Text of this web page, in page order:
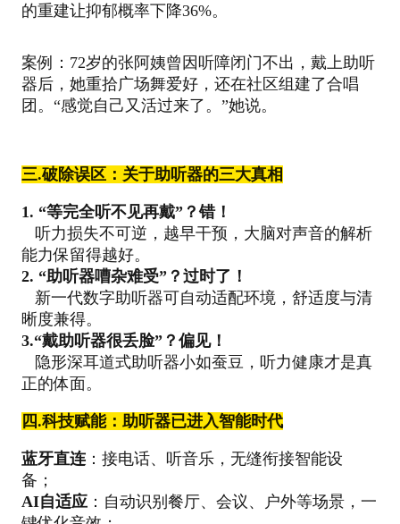
的重建让抑郁概率下降36%。
案例：72岁的张阿姨曾因听障闭门不出，戴上助听
器后，她重拾广场舞爱好，还在社区组建了合唱
团。“感觉自己又活过来了。”她说。
三.破除误区：关于助听器的三大真相
1. “等完全听不见再戴”？错！
听力损失不可逆，越早干预，大脑对声音的解析
能力保留得越好。
2. “助听器嘈杂难受”？过时了！
新一代数字助听器可自动适配环境，舒适度与清
晰度兼得。
3.“戴助听器很丢脸”？偏见！
隐形深耳道式助听器小如蚕豆，听力健康才是真
正的体面。
四.科技赋能：助听器已进入智能时代
蓝牙直连 ：接电话、听音乐，无缝衔接智能设
备；
AI自适应 ：自动识别餐厅、会议、户外等场景，一